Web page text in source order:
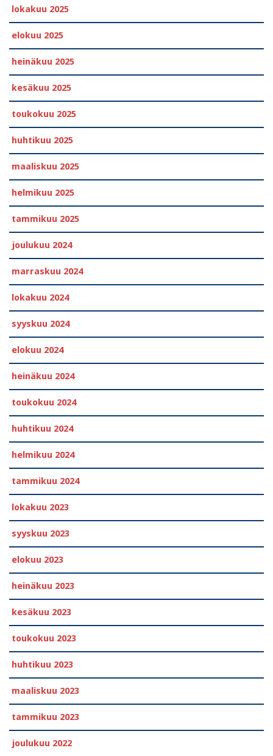
lokakuu 2025
elokuu 2025
heinäkuu 2025
kesäkuu 2025
toukokuu 2025
huhtikuu 2025
maaliskuu 2025
helmikuu 2025
tammikuu 2025
joulukuu 2024
marraskuu 2024
lokakuu 2024
syyskuu 2024
elokuu 2024
heinäkuu 2024
toukokuu 2024
huhtikuu 2024
helmikuu 2024
tammikuu 2024
lokakuu 2023
syyskuu 2023
elokuu 2023
heinäkuu 2023
kesäkuu 2023
toukokuu 2023
huhtikuu 2023
maaliskuu 2023
tammikuu 2023
joulukuu 2022